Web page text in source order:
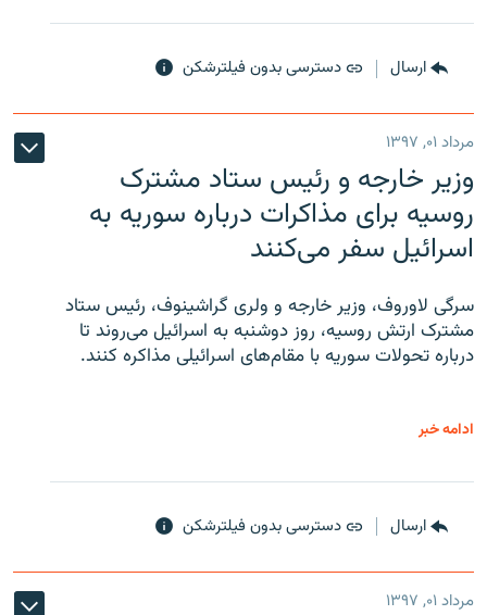
ارسال دسترسی بدون فیلترشکن
مرداد ۰۱, ۱۳۹۷
وزیر خارجه و رئیس‌ ستاد مشترک
روسیه برای مذاکرات درباره سوریه به
اسرائیل سفر می‌کنند
سرگی لاوروف، وزیر خارجه و ولری گراشینوف، رئیس ستاد
مشترک ارتش روسیه، روز دوشنبه به اسرائیل می‌روند تا
درباره تحولات سوریه با مقام‌های اسرائیلی مذاکره کنند.
ادامه خبر
ارسال دسترسی بدون فیلترشکن
مرداد ۰۱, ۱۳۹۷